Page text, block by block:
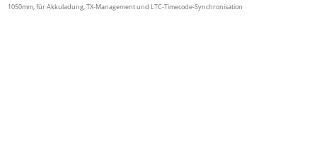
1050mm, für Akkuladung, TX-Management und LTC-Timecode-Synchronisation